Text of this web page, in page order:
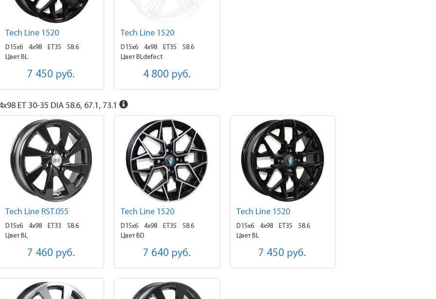
Tech Line 1520
D15x6 4x98 ET35
58.6
Цвет BL
7 450 руб.
Tech Line 1520
D15x6 4x98 ET35
58.6
Цвет BLdefect
4 800 руб.
ET 30-35 DIA 58.6, 67.1, 73.1
Tech Line RST.055
D15x6 4x98 ET33
58.6
Цвет BL
7 460 руб.
Tech Line 1520
D15x6 4x98 ET35
58.6
Цвет BD
7 640 руб.
Tech Line 1520
D15x6 4x98 ET35
58.6
Цвет BL
7 450 руб.